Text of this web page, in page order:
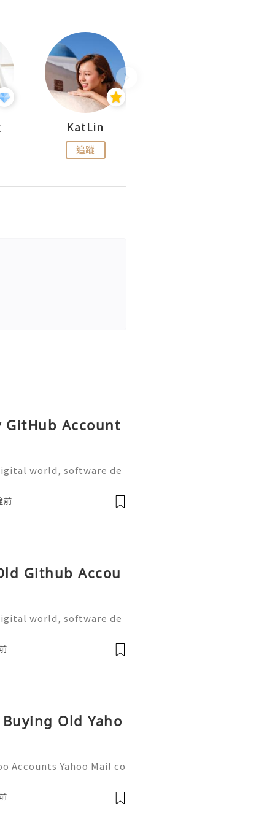
KatLin
追蹤
GitHub Account
world, software de
most widely used plat
前
Github Accou
world, software de
most widely used plat
Old Yaho
Accounts Yahoo Mail co
and online a